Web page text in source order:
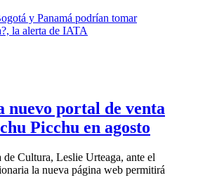
portal de venta
Picchu en agosto
Cultura, Leslie Urteaga, ante el
la nueva página web permitirá